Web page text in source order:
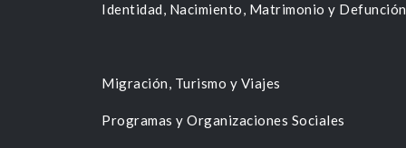
Identidad, Nacimiento, Matrimonio y Defunción
Migración, Turismo y Viajes
Programas y Organizaciones Sociales